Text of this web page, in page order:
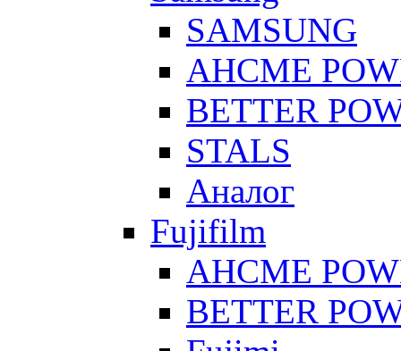
SAMSUNG
AHCME
BETTER
STALS
Аналог
Fujifilm
AHCME
BETTER